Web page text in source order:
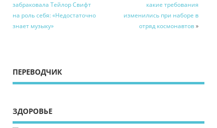
забраковала Тейлор Свифт
на роль себя: «Недостаточно
знает музыку»
какие требования
изменились при наборе в
отряд космонавтов»
ПЕРЕВОДЧИК
ЗДОРОВЬЕ